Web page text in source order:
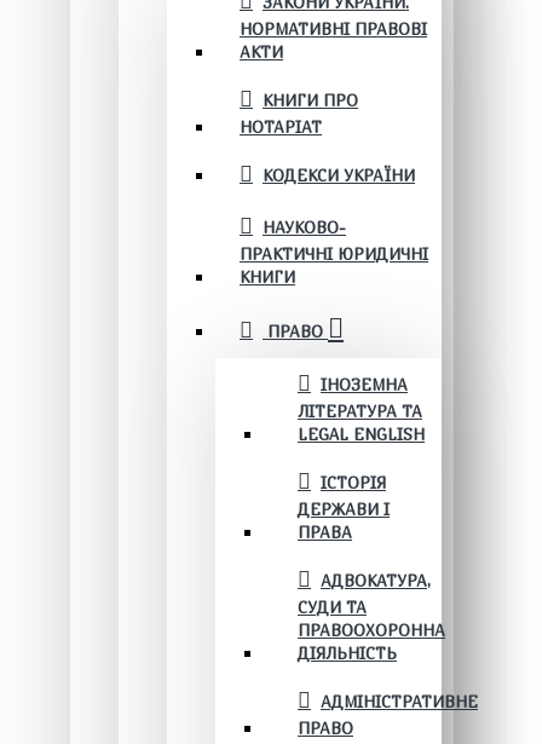
НОРМАТИВНІ ПРАВОВІ
АКТИ
КНИГИ ПРО
НОТАРІАТ
КОДЕКСИ УКРАЇНИ
НАУКОВО-
ПРАКТИЧНІ ЮРИДИЧНІ
КНИГИ
ПРАВО
ІНОЗЕМНА
ЛІТЕРАТУРА ТА
LEGAL ENGLISH
ІСТОРІЯ
ДЕРЖАВИ І
ПРАВА
АДВОКАТУРА,
СУДИ ТА
ПРАВООХОРОННА
ДІЯЛЬНІСТЬ
АДМІНІСТРАТИВНЕ
ПРАВО